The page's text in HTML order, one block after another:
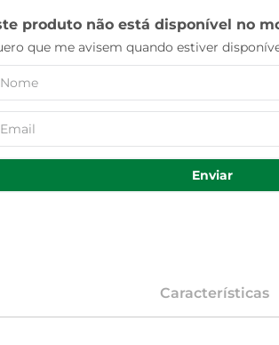
produto não está disponível no
que me avisem quando estiver
Enviar
Características